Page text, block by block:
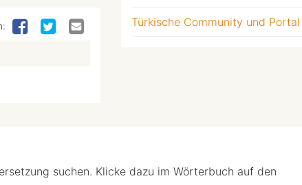
Türkische Community und Portal
suchen. Klicke dazu im Wörterbuch auf den